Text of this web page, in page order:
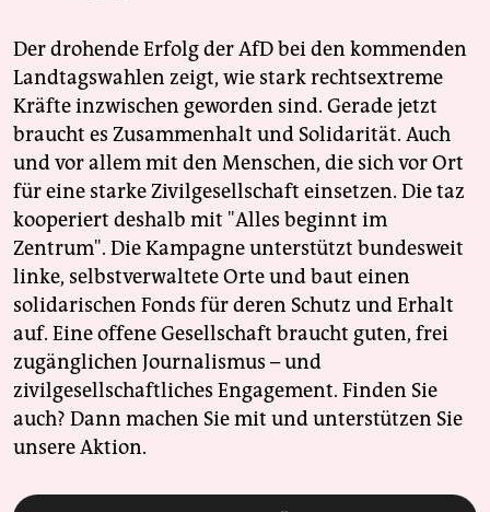
Der drohende Erfolg der AfD bei den kommenden
Landtagswahlen zeigt, wie stark rechtsextreme
Kräfte inzwischen geworden sind. Gerade jetzt
braucht es Zusammenhalt und Solidarität. Auch
und vor allem mit den Menschen, die sich vor Ort
für eine starke Zivilgesellschaft einsetzen. Die taz
kooperiert deshalb mit "Alles beginnt im
Zentrum". Die Kampagne unterstützt bundesweit
linke, selbstverwaltete Orte und baut einen
solidarischen Fonds für deren Schutz und Erhalt
auf. Eine offene Gesellschaft braucht guten, frei
zugänglichen Journalismus – und
zivilgesellschaftliches Engagement. Finden Sie
auch? Dann machen Sie mit und unterstützen Sie
unsere Aktion.